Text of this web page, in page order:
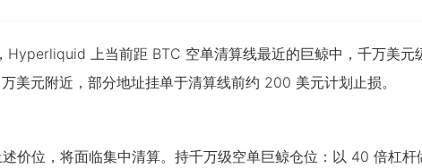
上当前距 BTC 空单清算线最近的巨鲸中，千万美元
美元附近，部分地址挂单于清算线前约 200 美元计划止损。
价位，将面临集中清算。持千万级空单巨鲸仓位：以 40 倍杠杆